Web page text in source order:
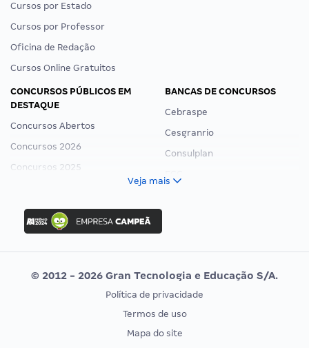
Cursos por Estado
Cursos por Professor
Oficina de Redação
Cursos Online Gratuitos
CONCURSOS PÚBLICOS EM
DESTAQUE
Concursos Abertos
Concursos 2026
Concursos 2025
Concurso Ibama
Concurso MPU
Editais publicados
BANCAS DE CONCURSOS
Cebraspe
Cesgranrio
Consulplan
Vunesp
CONCURSOS POR PROFISSÃO
EXAME DE ORDEM
Veja mais
© 2012 - 2026 Gran Tecnologia e Educação S/A.
Política de privacidade
Termos de uso
Mapa do site